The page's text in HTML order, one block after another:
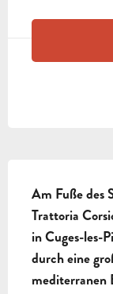
Am Fuße des
Trattoria
in Cuges-les-
durch eine
mediterranen